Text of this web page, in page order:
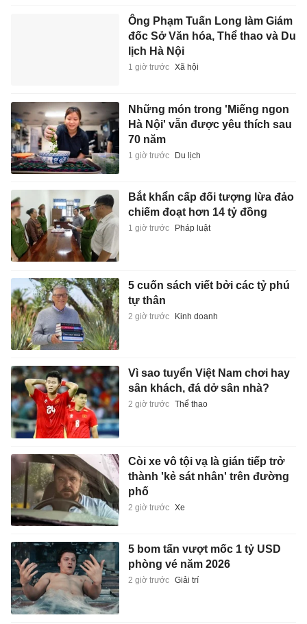
Ông Phạm Tuấn Long làm Giám
đốc Sở Văn hóa, Thể thao và Du
lịch Hà Nội
1 giờ trước Xã hội
Những món trong 'Miếng ngon
Hà Nội' vẫn được yêu thích sau
70 năm
1 giờ trước Du lịch
Bắt khẩn cấp đối tượng lừa đảo
chiếm đoạt hơn 14 tỷ đồng
1 giờ trước Pháp luật
5 cuốn sách viết bởi các tỷ phú
tự thân
2 giờ trước Kinh doanh
Vì sao tuyển Việt Nam chơi hay
sân khách, đá dở sân nhà?
2 giờ trước Thể thao
Còi xe vô tội vạ là gián tiếp trở
thành 'kẻ sát nhân' trên đường
phố
2 giờ trước Xe
5 bom tấn vượt mốc 1 tỷ USD
phòng vé năm 2026
2 giờ trước Giải trí